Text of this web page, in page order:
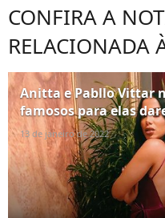
CONFIRA A
RELACIONADA
Anitta e Pabllo Vittar
famosos para elas
13 de janeiro de 2022